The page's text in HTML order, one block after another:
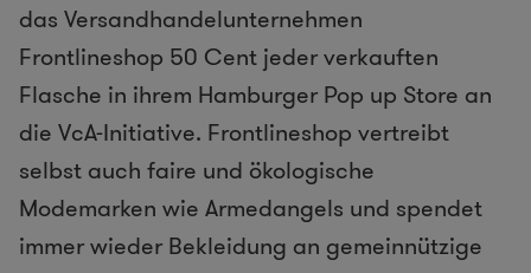
das Versandhandelunternehmen
Frontlineshop 50 Cent jeder verkauften
Flasche in ihrem Hamburger Pop up Store an
die VcA-Initiative. Frontlineshop vertreibt
selbst auch faire und ökologische
Modemarken wie Armedangels und spendet
immer wieder Bekleidung an gemeinnützige